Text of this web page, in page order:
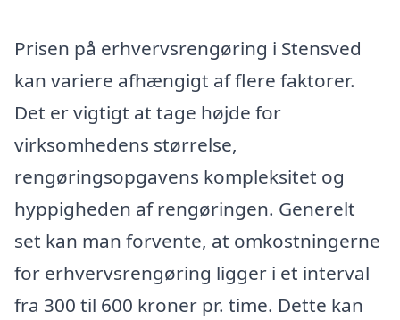
Prisen på erhvervsrengøring i Stensved
kan variere afhængigt af flere faktorer.
Det er vigtigt at tage højde for
virksomhedens størrelse,
rengøringsopgavens kompleksitet og
hyppigheden af rengøringen. Generelt
set kan man forvente, at omkostningerne
for erhvervsrengøring ligger i et interval
fra 300 til 600 kroner pr. time. Dette kan